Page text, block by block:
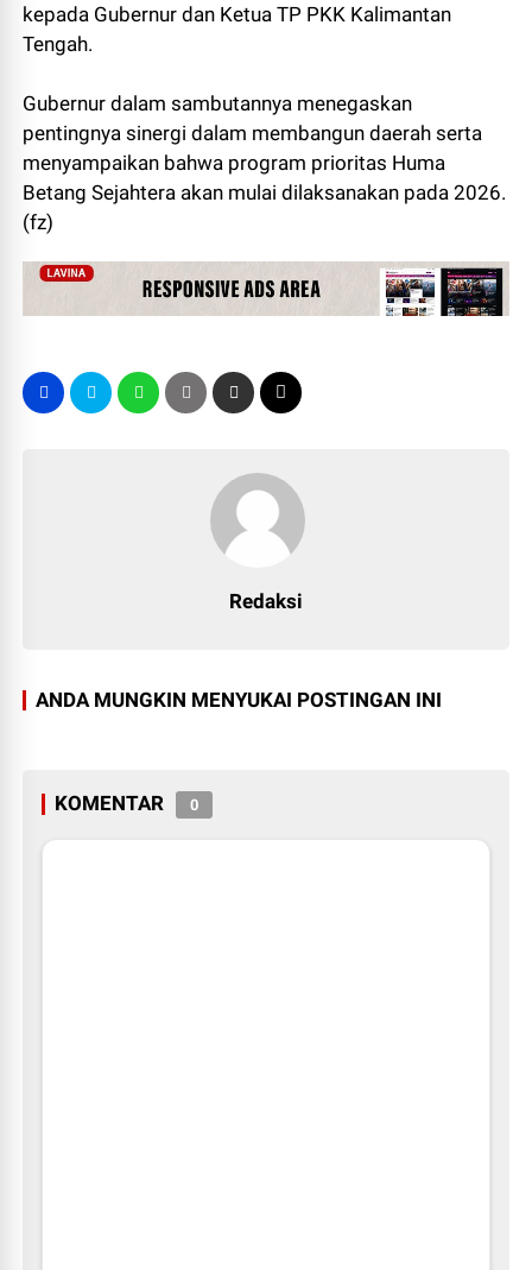
kepada Gubernur dan Ketua TP PKK Kalimantan
Tengah.
Gubernur dalam sambutannya menegaskan
pentingnya sinergi dalam membangun daerah serta
menyampaikan bahwa program prioritas Huma
Betang Sejahtera akan mulai dilaksanakan pada 2026.
(fz)
Redaksi
ANDA MUNGKIN MENYUKAI POSTINGAN INI
KOMENTAR 0